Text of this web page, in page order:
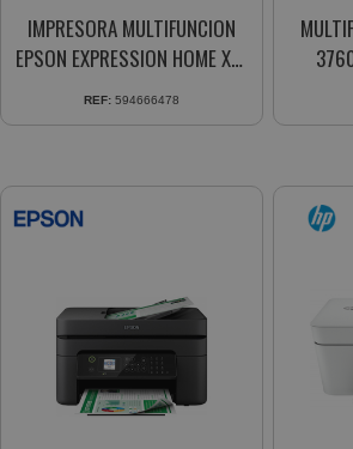
IMPRESORA MULTIFUNCION
EPSON EXPRESSION HOME XP-
3100 COL 33PPMM WIFI
NEGRO
REF: 594666478